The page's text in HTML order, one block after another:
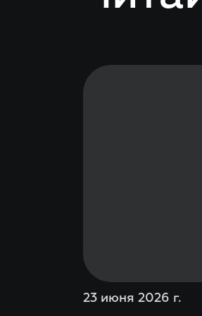
23 июня 2026 г.